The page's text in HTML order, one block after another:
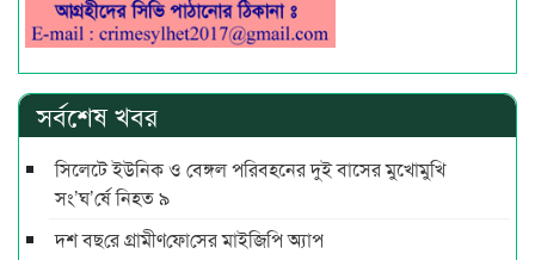
সর্বশেষ খবর
সিলেটে ইউনিক ও বেঙ্গল পরিবহনের দুই বাসের মুখোমুখি
সং’ঘ’র্ষে নিহত ৯
দশ বছ‌রে গ্রামীণ‌ফো‌সের মাইজিপি অ্যাপ